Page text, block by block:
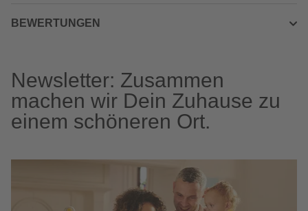
BEWERTUNGEN
Newsletter: Zusammen
machen wir Dein Zuhause zu
einem schöneren Ort.